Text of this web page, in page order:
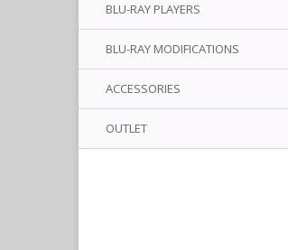
BLU-RAY PLAYERS
BLU-RAY MODIFICATIONS
ACCESSORIES
OUTLET